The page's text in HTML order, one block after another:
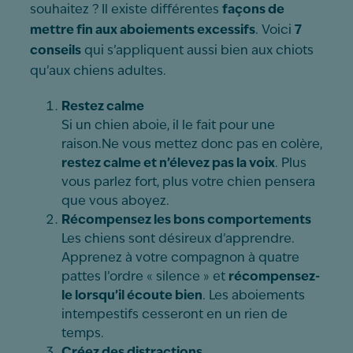
souhaitez ? Il existe différentes façons de
mettre fin aux aboiements excessifs. Voici 7
conseils qui s’appliquent aussi bien aux chiots
qu’aux chiens adultes.
Restez calme
Si un chien aboie, il le fait pour une
raison.Ne vous mettez donc pas en colère,
restez calme et n’élevez pas la voix. Plus
vous parlez fort, plus votre chien pensera
que vous aboyez.
Récompensez les bons comportements
Les chiens sont désireux d’apprendre.
Apprenez à votre compagnon à quatre
pattes l’ordre « silence » et récompensez-
le lorsqu’il écoute bien. Les aboiements
intempestifs cesseront en un rien de
temps.